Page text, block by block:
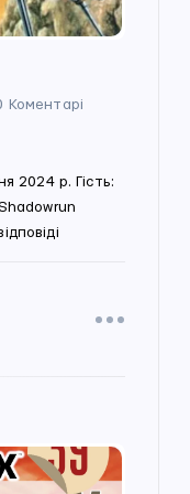
Коментарі
2024 р. Гість: